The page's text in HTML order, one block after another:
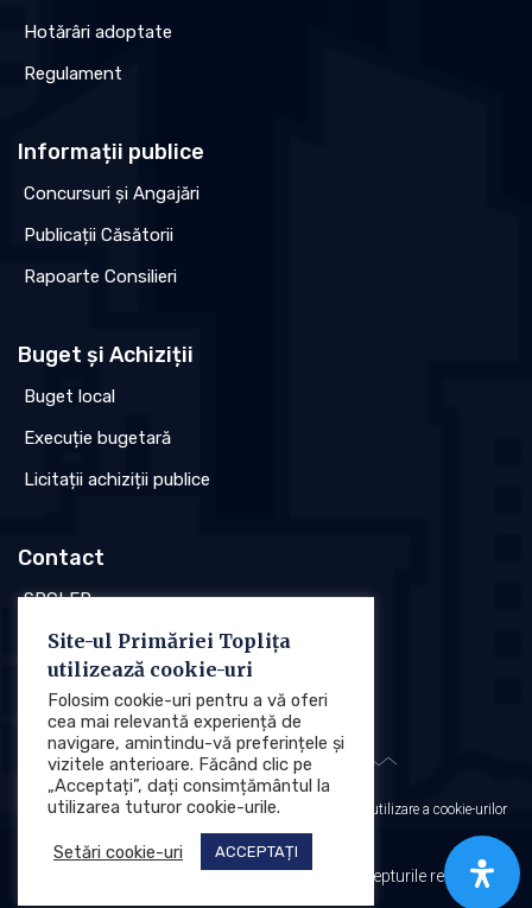
Hotărâri adoptate
Regulament
Informații publice
Concursuri și Angajări
Publicații Căsătorii
Rapoarte Consilieri
Buget și Achiziții
Buget local
Execuție bugetară
Licitații achiziții publice
Contact
SPCLEP
Stare civilă
Poliția locală
Protecția datelor cu caracter personal (GDPR) Politica de utilizare a cookie-urilor
Primăria Municipiului Toplița © 2025. Toate drepturile rezervate.
Site-ul Primăriei Toplița
utilizează cookie-uri
Folosim cookie-uri pentru a vă oferi
cea mai relevantă experiență de
navigare, amintindu-vă preferințele și
vizitele anterioare. Făcând clic pe
„Acceptați”, dați consimțământul la
utilizarea tuturor cookie-urile.
Setări cookie-uri ACCEPTAȚI